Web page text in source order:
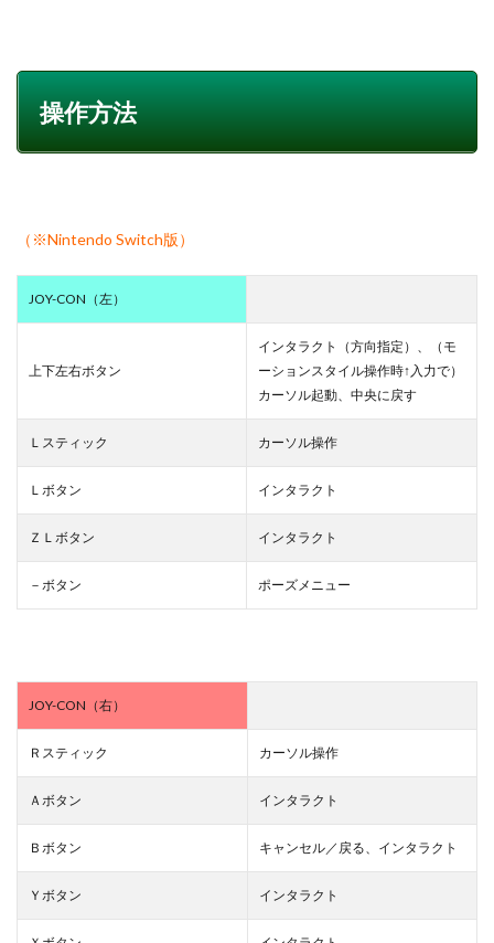
操作方法
（※Nintendo Switch版）
JOY-CON（左）
上下左右ボタン
インタラクト（方向指定）、（モ
ーションスタイル操作時↑入力で）
カーソル起動、中央に戻す
Ｌスティック カーソル操作
Ｌボタン インタラクト
ＺＬボタン インタラクト
－ボタン ポーズメニュー
JOY-CON（右）
Ｒスティック カーソル操作
Ａボタン インタラクト
Ｂボタン キャンセル／戻る、インタラクト
Ｙボタン インタラクト